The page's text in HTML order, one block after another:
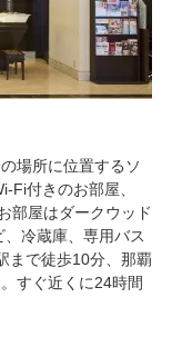
場所に位置するソ
Fi付きのお部屋、
部屋はダークウッド
冷蔵庫、専用バス
まで徒歩10分、那覇
すぐ近くに24時間